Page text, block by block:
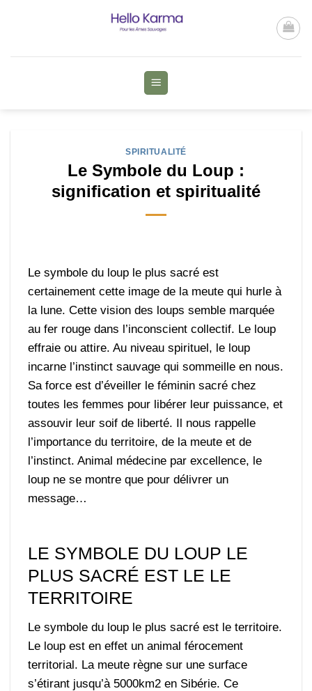
SPIRITUALITÉ
Le Symbole du Loup :
signification et spiritualité
Le symbole du loup le plus sacré est
certainement cette image de la meute qui hurle à
la lune. Cette vision des loups semble marquée
au fer rouge dans l’inconscient collectif. Le loup
effraie ou attire. Au niveau spirituel, le loup
incarne l’instinct sauvage qui sommeille en nous.
Sa force est d’éveiller le féminin sacré chez
toutes les femmes pour libérer leur puissance, et
assouvir leur soif de liberté. Il nous rappelle
l’importance du territoire, de la meute et de
l’instinct. Animal médecine par excellence, le
loup ne se montre que pour délivrer un
message…
LE SYMBOLE DU LOUP LE
PLUS SACRÉ EST LE LE
TERRITOIRE
Le symbole du loup le plus sacré est le territoire.
Le loup est en effet un animal férocement
territorial. La meute règne sur une surface
s’étirant jusqu’à 5000km2 en Sibérie. Ce